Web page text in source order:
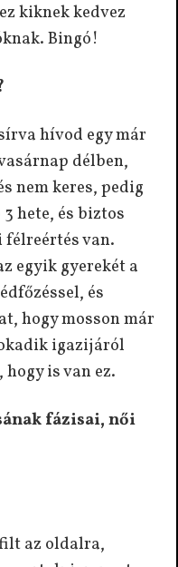
kiknek kedvez
Bingó!
hívod egy már
délben,
nem keres, pedig
hete, és biztos
van.
egyik gyerekét a
és
hogy mosson már
igazijáról
is van ez.
fázisai, női
az oldalra,